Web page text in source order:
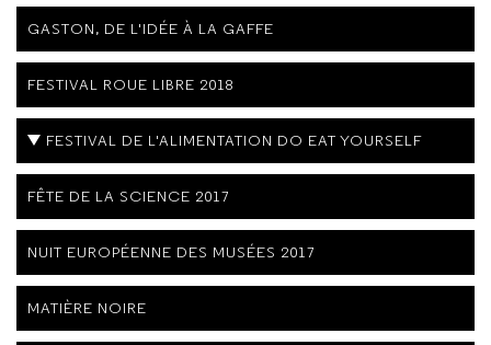
GASTON, DE L'IDÉE À LA GAFFE
FESTIVAL ROUE LIBRE 2018
FESTIVAL DE L'ALIMENTATION DO EAT YOURSELF
FÊTE DE LA SCIENCE 2017
NUIT EUROPÉENNE DES MUSÉES 2017
MATIÈRE NOIRE